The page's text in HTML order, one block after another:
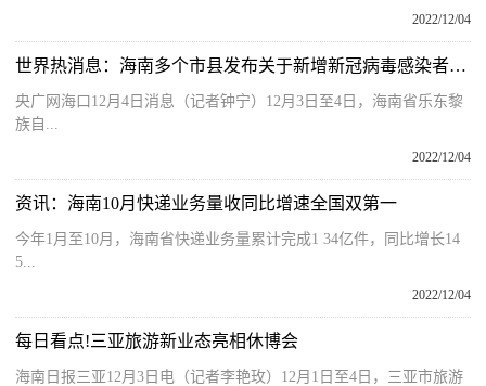
2022/12/04
世界热消息：海南多个市县发布关于新增新冠病毒感染者的通报
央广网海口12月4日消息（记者钟宁）12月3日至4日，海南省乐东黎
族自...
2022/12/04
资讯：海南10月快递业务量收同比增速全国双第一
今年1月至10月，海南省快递业务量累计完成1 34亿件，同比增长14
5...
2022/12/04
每日看点!三亚旅游新业态亮相休博会
海南日报三亚12月3日电（记者李艳玫）12月1日至4日，三亚市旅游